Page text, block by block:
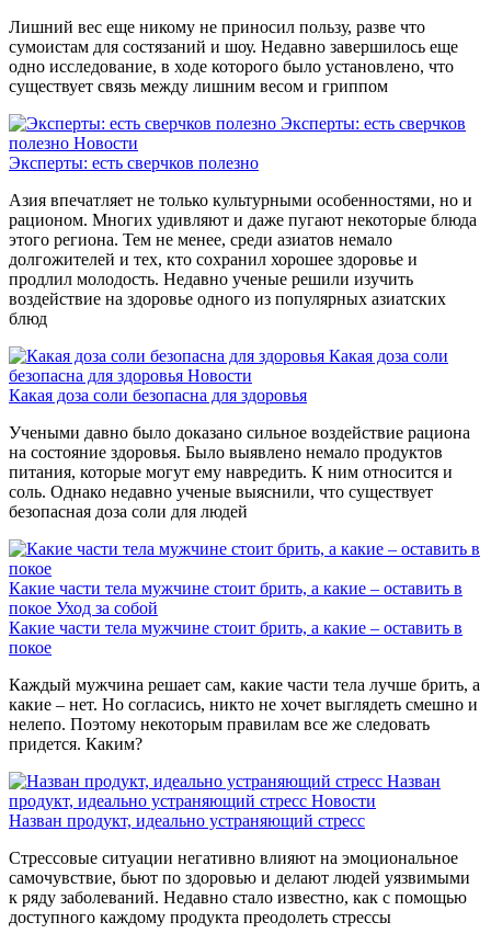
Лишний вес еще никому не приносил пользу, разве что
сумоистам для состязаний и шоу. Недавно завершилось еще
одно исследование, в ходе которого было установлено, что
существует связь между лишним весом и гриппом
Эксперты: есть сверчков
полезно Новости
Эксперты: есть сверчков полезно
Азия впечатляет не только культурными особенностями, но и
рационом. Многих удивляют и даже пугают некоторые блюда
этого региона. Тем не менее, среди азиатов немало
долгожителей и тех, кто сохранил хорошее здоровье и
продлил молодость. Недавно ученые решили изучить
воздействие на здоровье одного из популярных азиатских
блюд
Какая доза соли
безопасна для здоровья Новости
Какая доза соли безопасна для здоровья
Учеными давно было доказано сильное воздействие рациона
на состояние здоровья. Было выявлено немало продуктов
питания, которые могут ему навредить. К ним относится и
соль. Однако недавно ученые выяснили, что существует
безопасная доза соли для людей
Какие части тела мужчине стоит брить, а какие – оставить в
покое Уход за собой
Какие части тела мужчине стоит брить, а какие – оставить в
покое
Каждый мужчина решает сам, какие части тела лучше брить, а
какие – нет. Но согласись, никто не хочет выглядеть смешно и
нелепо. Поэтому некоторым правилам все же следовать
придется. Каким?
Назван
продукт, идеально устраняющий стресс Новости
Назван продукт, идеально устраняющий стресс
Стрессовые ситуации негативно влияют на эмоциональное
самочувствие, бьют по здоровью и делают людей уязвимыми
к ряду заболеваний. Недавно стало известно, как с помощью
доступного каждому продукта преодолеть стрессы